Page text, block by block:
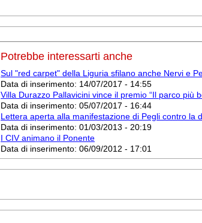
Potrebbe interessarti anche
Sul "red carpet" della Liguria sfilano anche Nervi e
Data di inserimento: 14/07/2017 - 14:55
Villa Durazzo Pallavicini vince il premio “Il parco più
Data di inserimento: 05/07/2017 - 16:44
Lettera aperta alla manifestazione di Pegli contro la
Data di inserimento: 01/03/2013 - 20:19
I CIV animano il Ponente
Data di inserimento: 06/09/2012 - 17:01